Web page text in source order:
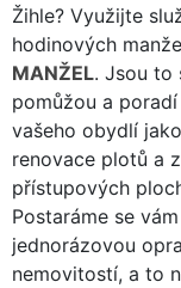
Žihle? Využijte
hodinových
MANŽEL. Jsou to
pomůžou a
vašeho obydlí
renovace plotů a
přístupových
Postaráme se
jednorázovou
nemovitostí, a to